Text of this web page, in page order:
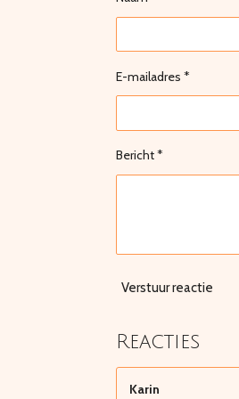
E-mailadres *
Bericht *
Verstuur reactie
Reacties
Karin